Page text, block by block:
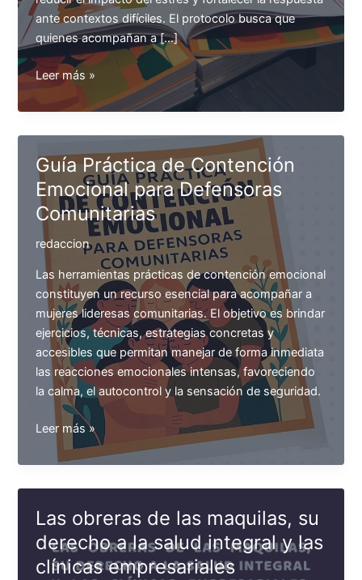
ante contextos difíciles. El protocolo busca que
quienes acompañan a […]
Protocolo
Contención
Emocional
para
Defensoras
Comunitarias
Leer más »
Guía Práctica de Contención
Emocional para Defensoras
Comunitarias
redaccion
Las herramientas prácticas de contención emocional
constituyen un recurso esencial para acompañar a
mujeres lideresas comunitarias. El objetivo es brindar
ejercicios, técnicas, estrategias concretas y
accesibles que permitan manejar de forma inmediata
las reacciones emocionales intensas, favoreciendo
la calma, el autocontrol y la sensación de seguridad.
Guía
Práctica
de
Contención
para
Defensoras
Comunitarias
Leer más »
Las obreras de las maquilas, su
derecho a la salud integral y las
clínicas empresariales